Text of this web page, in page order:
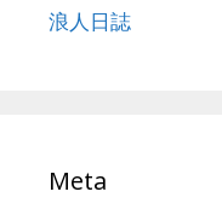
浪人日誌
Meta